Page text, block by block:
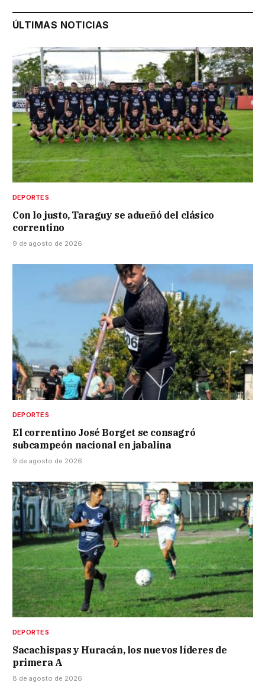
ÚLTIMAS NOTICIAS
DEPORTES
Con lo justo, Taraguy se adueñó del clásico
correntino
9 de agosto de 2026
DEPORTES
El correntino José Borget se consagró
subcampeón nacional en jabalina
9 de agosto de 2026
DEPORTES
Sacachispas y Huracán, los nuevos líderes de
primera A
8 de agosto de 2026